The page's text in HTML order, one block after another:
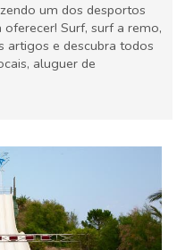
um dos desportos
Surf, surf a remo,
artigos e descubra todos
aluguer de
aventura
Natureza e ar livre